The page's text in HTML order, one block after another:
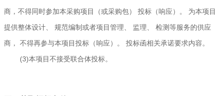
商，不得同时参加本采购项目（或采购包） 投标（响应）。 为本项目
提供整体设计、 规范编制或者项目管理、 监理、 检测等服务的供应
商， 不得再参与本项目投标（响应）。 投标函相关承诺要求内容。
(3)本项目不接受联合体投标。